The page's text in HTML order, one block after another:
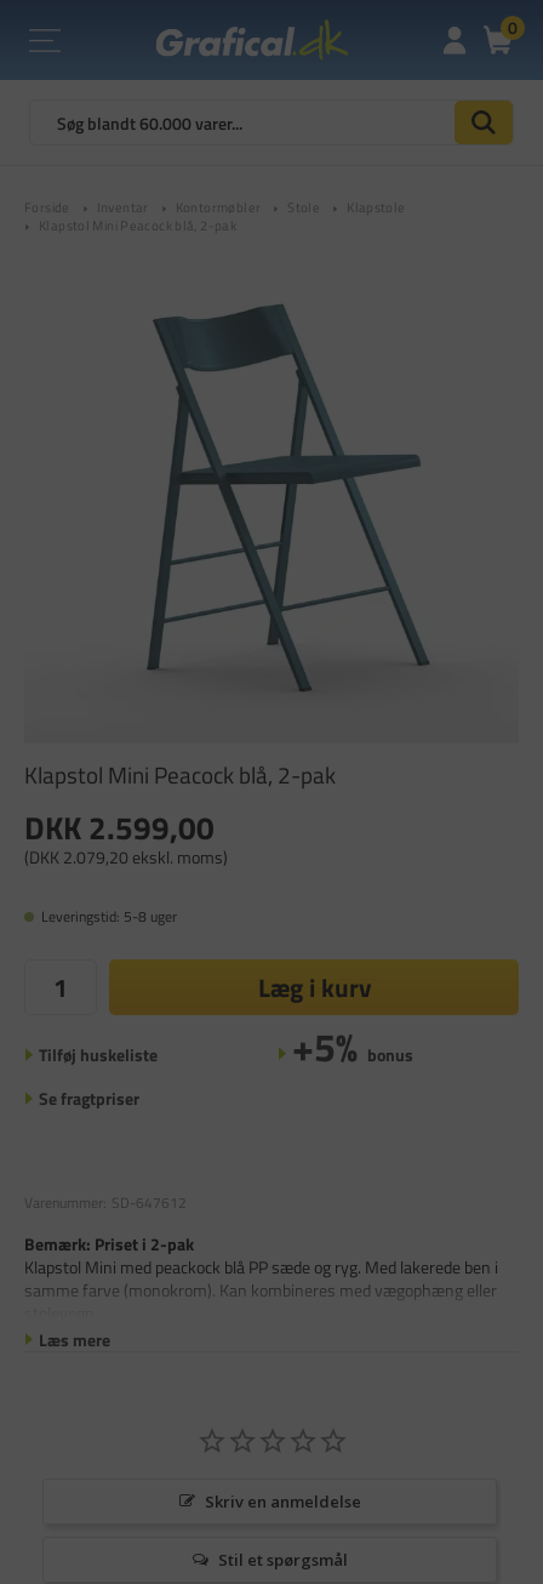
0
Forside Inventar Kontormøbler Stole
Klapstole
Klapstol Mini Peacock blå, 2-pak
Klapstol Mini Peacock blå, 2-pak
DKK 2.599,00
(DKK 2.079,20 ekskl. moms)
Leveringstid: 5-8 uger
Læg i kurv
Tilføj huskeliste +5% bonus
Se fragtpriser
Varenummer: SD-647612
Bemærk: Priset i 2-pak
Klapstol Mini med peackock blå PP sæde og ryg. Med lakerede ben i
samme farve (monokrom). Kan kombineres med vægophæng eller
Læs mere
Skriv en anmeldelse
Stil et spørgsmål